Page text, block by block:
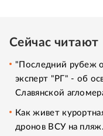
Сейчас читают
"Последний рубеж
эксперт "РГ" - об
Славянской
Как живет
дронов ВСУ на